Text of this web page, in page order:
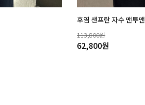
후염 샌프란 자수 맨투맨
113,800원
62,800원